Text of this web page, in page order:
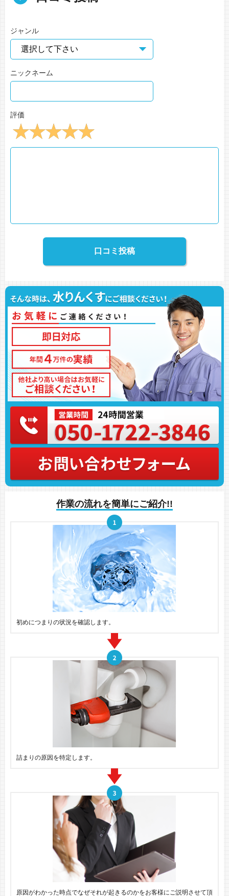
ジャンル
ニックネーム
評価
作業の流れを簡単にご紹介!!
初めにつまりの状況を確認します。
詰まりの原因を特定します。
原因がわかった時点でなぜそれが起きるのかをお客様にご説明させて頂